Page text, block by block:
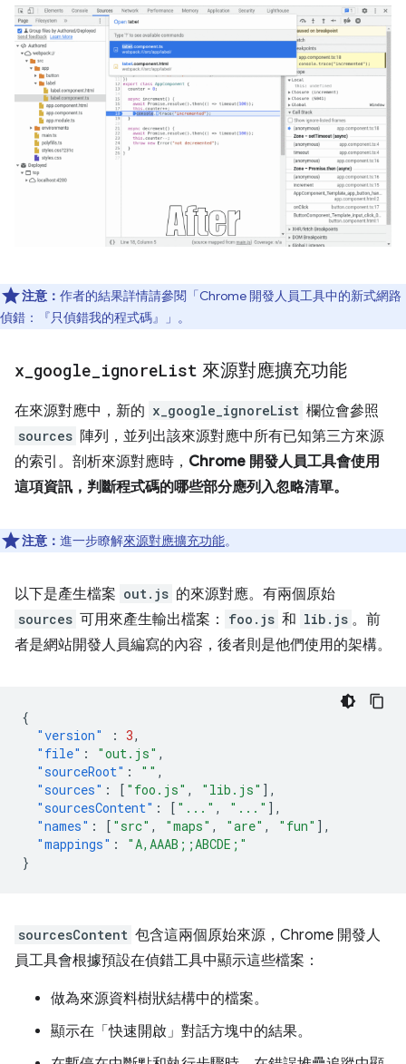
注意： 作者的結果詳情請參閱「Chrome 開發人員工具中的新式網路
偵錯：『只偵錯我的程式碼』」 。
x google ignoreList 來源對應擴充功能
在來源對應中，新的 x_google_ignoreList 欄位會參照
sources 陣列，並列出該來源對應中所有已知第三方來源
的索引。剖析來源對應時， Chrome 開發人員工具會使用
這項資訊，判斷程式碼的哪些部分應列入忽略清單。
注意： 進一步瞭解來源對應擴充功能。
以下是產生檔案 out.js 的來源對應。有兩個原始
sources 可用來產生輸出檔案： foo.js 和 lib.js 。前
者是網站開發人員編寫的內容，後者則是他們使用的架構。
{
"version"
: 3,
"file" : "out.js" ,
"sourceRoot" : "" ,
"sources" : [ "foo.js" , "lib.js" ],
"sourcesContent" : [ "..." , "..." ],
"names" : [ "src" , "maps" , "are" , "fun" ],
"mappings" :
"A,AAAB;;ABCDE;"
}
sourcesContent 包含這兩個原始來源，Chrome 開發人
員工具會根據預設在偵錯工具中顯示這些檔案：
做為來源資料樹狀結構中的檔案。
顯示在「快速開啟」對話方塊中的結果。